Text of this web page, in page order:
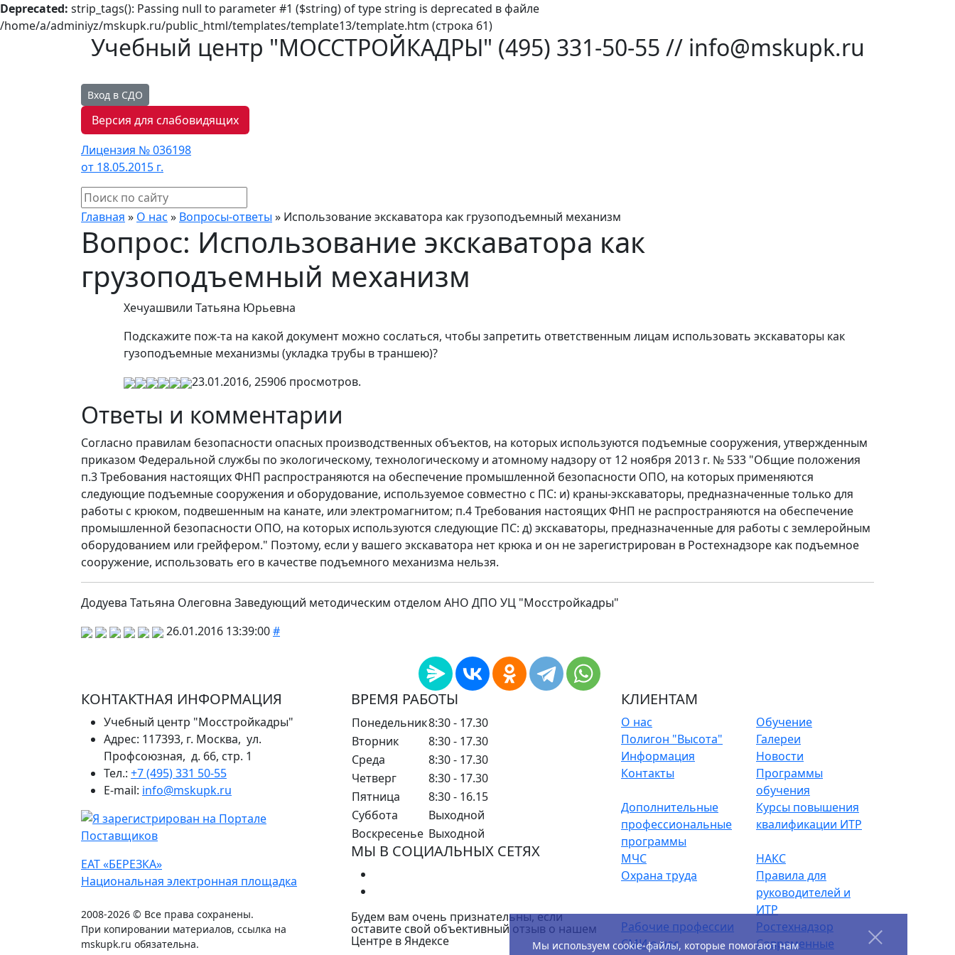
Deprecated: strip_tags(): Passing null to parameter #1 ($string) of type string is deprecated в файле
/home/a/adminiyz/mskupk.ru/public_html/templates/template13/template.htm (строка 61)
Учебный центр "МОССТРОЙКАДРЫ" (495) 331-50-55 // info@mskupk.ru
Вход в СДО
Версия для слабовидящих
Лицензия № 036198
от 18.05.2015 г.
Главная » О нас » Вопросы-ответы » Использование экскаватора как грузоподъемный механизм
Вопрос: Использование экскаватора как
грузоподъемный механизм
Хечуашвили Татьяна Юрьевна
Подскажите пож-та на какой документ можно сослаться, чтобы запретить ответственным лицам использовать экскаваторы как
гузоподъемные механизмы (укладка трубы в траншею)?
23.01.2016, 25906 просмотров.
Ответы и комментарии
Согласно правилам безопасности опасных производственных объектов, на которых используются подъемные сооружения, утвержденным
приказом Федеральной службы по экологическому, технологическому и атомному надзору от 12 ноября 2013 г. № 533 "Общие положения
п.3 Требования настоящих ФНП распространяются на обеспечение промышленной безопасности ОПО, на которых применяются
следующие подъемные сооружения и оборудование, используемое совместно с ПС: и) краны-экскаваторы, предназначенные только для
работы с крюком, подвешенным на канате, или электромагнитом; п.4 Требования настоящих ФНП не распространяются на обеспечение
промышленной безопасности ОПО, на которых используются следующие ПС: д) экскаваторы, предназначенные для работы с землеройным
оборудованием или грейфером." Поэтому, если у вашего экскаватора нет крюка и он не зарегистрирован в Ростехнадзоре как подъемное
сооружение, использовать его в качестве подъемного механизма нельзя.
Додуева Татьяна Олеговна Заведующий методическим отделом АНО ДПО УЦ "Мосстройкадры"
26.01.2016 13:39:00#
КОНТАКТНАЯ ИНФОРМАЦИЯ
Учебный центр "Мосстройкадры"
Адрес: 117393, г. Москва, ул.
Профсоюзная, д. 66, стр. 1
Тел.: +7 (495) 331 50-55
E-mail: info@mskupk.ru
ЕАТ «БЕРЕЗКА»
Национальная электронная площадка
2008-2026 © Все права сохранены.
При копировании материалов, ссылка на
mskupk.ru обязательна.
ВРЕМЯ РАБОТЫ
Понедельник8:30 - 17.30
Вторник
8:30 - 17.30
Среда
8:30 - 17.30
Четверг
8:30 - 17.30
Пятница
8:30 - 16.15
Суббота
Выходной
Воскресенье Выходной
МЫ В СОЦИАЛЬНЫХ СЕТЯХ
Будем вам очень признательны, если
оставите свой объективный отзыв о нашем
Центре в Яндексе
КЛИЕНТАМ
О нас
Обучение
Полигон "Высота"
Галереи
Информация
Новости
Контакты
Программы
обучения
Дополнительные
профессиональные
программы
Курсы повышения
квалификации ИТР
МЧС
НАКС
Охрана труда
Правила для
руководителей и
ИТР
Рабочие профессии
Ростехнадзор
СМИ о нас
Современные
Мы используем cookie-файлы, которые помогают нам